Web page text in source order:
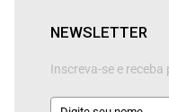
NEWSLETTER
Inscreva-se e